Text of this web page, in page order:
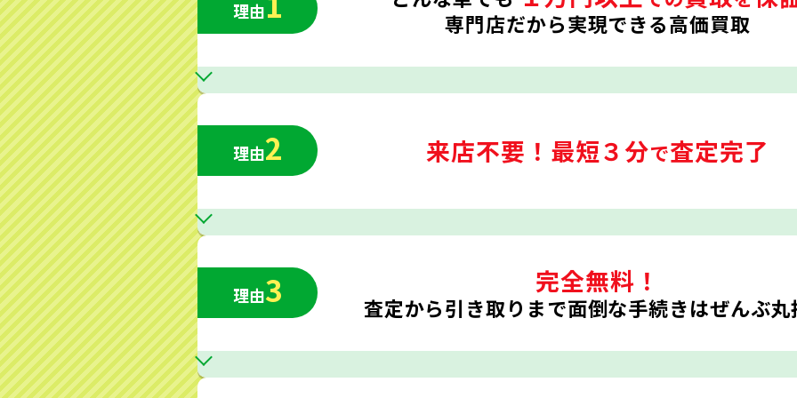
理由 専門店だから実現できる高価買取
理由2 来店不要！ 最短３分で査定完了
理由3 完全無料！
査定から引き取りまで面倒な手続きはぜんぶ